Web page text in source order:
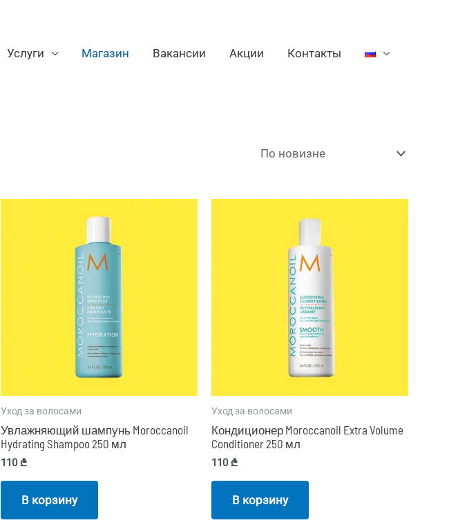
Услуги Магазин Вакансии Акции Контакты
Уход за волосами
Увлажняющий шампунь Moroccanoil
Hydrating Shampoo 250 мл
110₾
В корзину
Уход за волосами
Кондиционер Moroccanoil Extra Volume
Conditioner 250 мл
110₾
В корзину